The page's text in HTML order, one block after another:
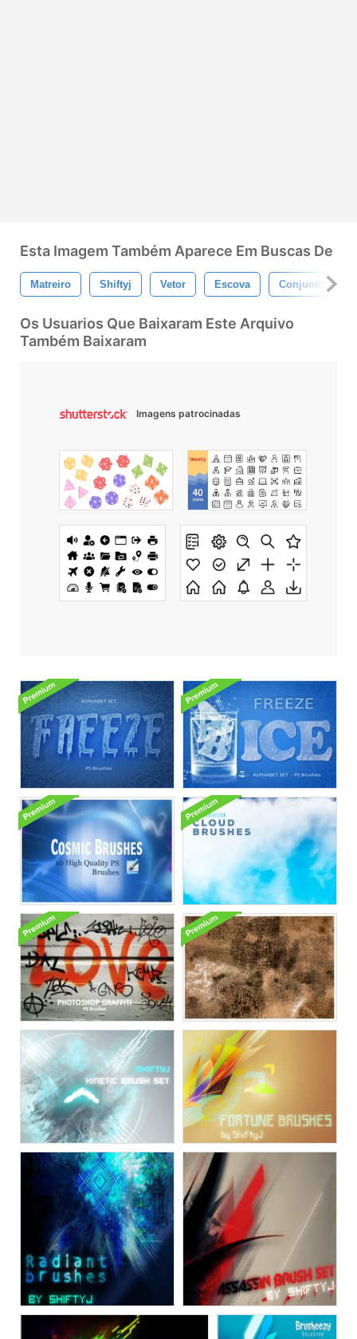
Esta Imagem Também Aparece Em Buscas De
Matreiro Shiftyj Vetor Escova Conjunto
Os Usuarios Que Baixaram Este Arquivo
Também Baixaram
Imagens patrocinadas